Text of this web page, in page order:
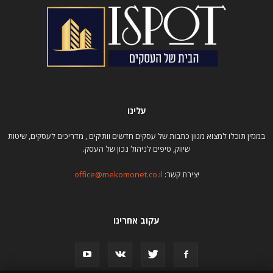
עלינו
במגזין תוכלו למצוא מגוון כתבות של עסקים חדשים וותיקים , מדריכים לעסקים, שיטות
שיווק, טיפים לניהול נכון של העסק.
יצירת קשר: office@mekomonet.co.il
עקוב אחרינו